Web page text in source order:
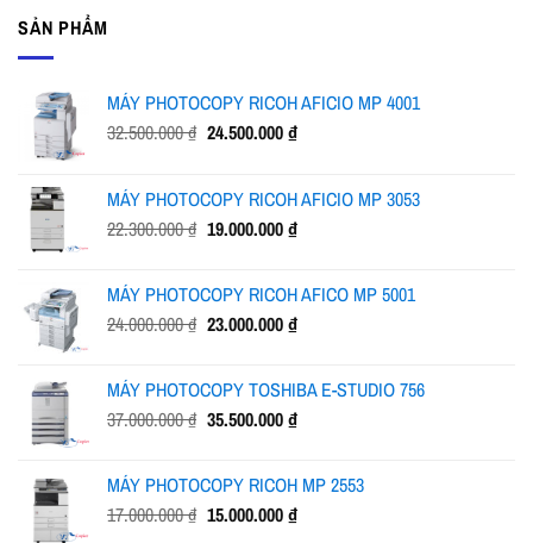
SẢN PHẨM
MÁY PHOTOCOPY RICOH AFICIO MP 4001
32.500.000₫ Giá
32.500.000 ₫.
24.500.000₫Giá
là:
24.500.000 ₫.
MÁY PHOTOCOPY RICOH AFICIO MP 3053
22.300.000₫ Giá
22.300.000 ₫.
19.000.000₫Giá
là:
19.000.000 ₫.
MÁY PHOTOCOPY RICOH AFICO MP 5001
24.000.000₫ Giá
24.000.000 ₫.
23.000.000₫Giá
là:
23.000.000 ₫.
MÁY PHOTOCOPY TOSHIBA E-STUDIO 756
37.000.000₫ Giá
37.000.000 ₫.
35.500.000₫Giá
là:
35.500.000 ₫.
MÁY PHOTOCOPY RICOH MP 2553
17.000.000₫ Giá
15.000.000₫Giá